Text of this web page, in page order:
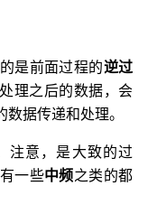
是前面过程的逆过
理之后的数据，会
据传递和处理。
注意，是大致的过
一些中频之类的都